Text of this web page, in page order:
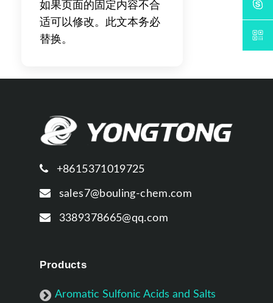
如果页面的固定内容不合
适可以修改。此文本务必
替换。
+8615371019725
sales7@bouling-chem.com
3389378665@qq.com
Products
Aromatic Sulfonic Acids and Salts